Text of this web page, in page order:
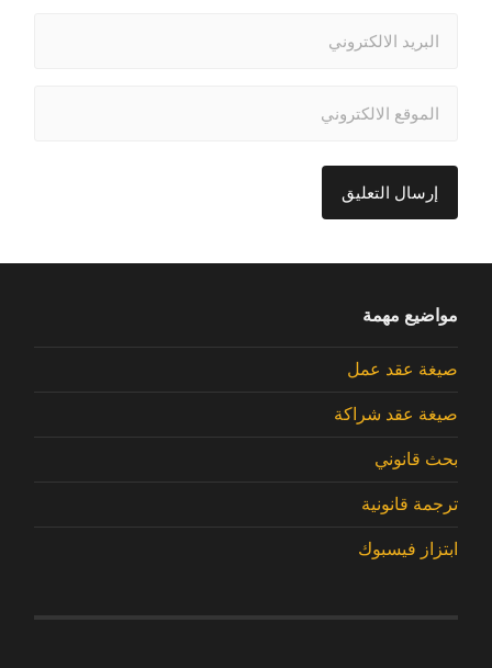
مواضيع مهمة
صيغة عقد عمل
صيغة عقد شراكة
بحث قانوني
ترجمة قانونية
ابتزاز فيسبوك